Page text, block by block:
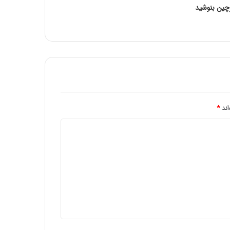
بنوشید
*